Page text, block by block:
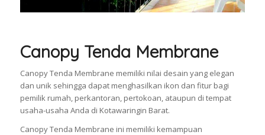
Canopy Tenda Membrane
Canopy Tenda Membrane memiliki nilai desain yang elegan
dan unik sehingga dapat menghasilkan ikon dan fitur bagi
pemilik rumah, perkantoran, pertokoan, ataupun di tempat
usaha-usaha Anda di Kotawaringin Barat.
Canopy Tenda Membrane ini memiliki kemampuan